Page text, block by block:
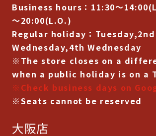
Business hours：11:30～
～20:00(L.O.)
Regular holiday：Tuesday,2nd
Wednesday,4th Wednesday
※The store closes on a
when a public holiday is on a
※Check business days on
※Seats cannot be reserved
大阪店